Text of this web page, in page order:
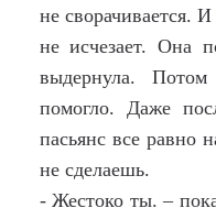
не сворачивается.
не исчезает. Она
выдернула.
помогло. Даже
пасьянс все равно
не сделаешь.
- Жестоко ты. –